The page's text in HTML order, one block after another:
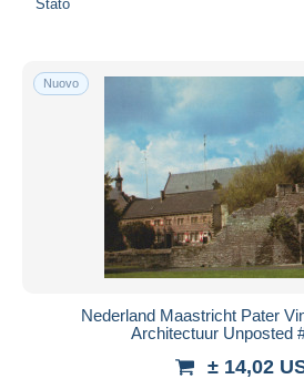
Stato
Nuovo
Nederland Maastricht Pater
Architectuur Unposted
± 14,02